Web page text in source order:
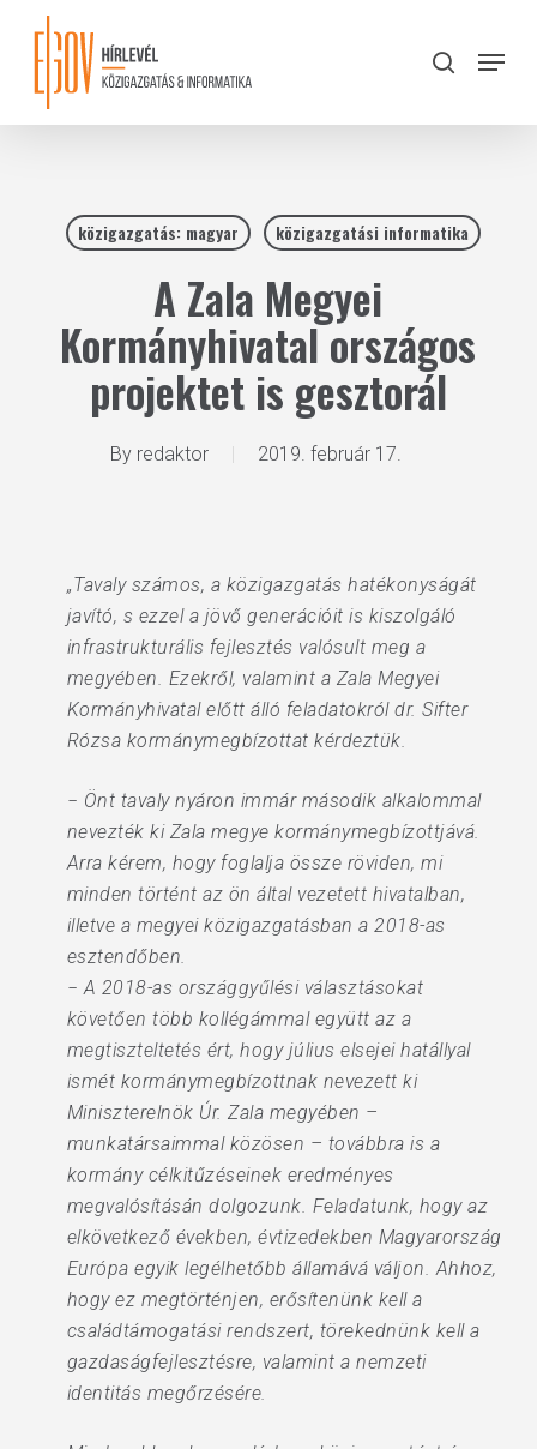
content
search
Menu
közigazgatás: magyar közigazgatási informatika
A Zala Megyei
Kormányhivatal országos
projektet is gesztorál
By redaktor 2019. február 17.
„Tavaly számos, a közigazgatás hatékonyságát
javító, s ezzel a jövő generációit is kiszolgáló
infrastrukturális fejlesztés valósult meg a
megyében. Ezekről, valamint a Zala Megyei
Kormányhivatal előtt álló feladatokról dr. Sifter
Rózsa kormánymegbízottat kérdeztük.
− Önt tavaly nyáron immár második alkalommal
nevezték ki Zala megye kormánymegbízottjává.
Arra kérem, hogy foglalja össze röviden, mi
minden történt az ön által vezetett hivatalban,
illetve a megyei közigazgatásban a 2018-as
esztendőben.
− A 2018-as országgyűlési választásokat
követően több kollégámmal együtt az a
megtiszteltetés ért, hogy július elsejei hatállyal
ismét kormánymegbízottnak nevezett ki
Miniszterelnök Úr. Zala megyében –
munkatársaimmal közösen – továbbra is a
kormány célkitűzéseinek eredményes
megvalósításán dolgozunk. Feladatunk, hogy az
elkövetkező években, évtizedekben Magyarország
Európa egyik legélhetőbb államává váljon. Ahhoz,
hogy ez megtörténjen, erősítenünk kell a
családtámogatási rendszert, törekednünk kell a
gazdaságfejlesztésre, valamint a nemzeti
identitás megőrzésére.
Close